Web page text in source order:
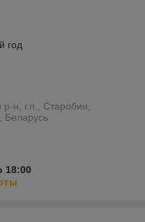
год
н, г.п., Старобин,
Беларусь
18:00